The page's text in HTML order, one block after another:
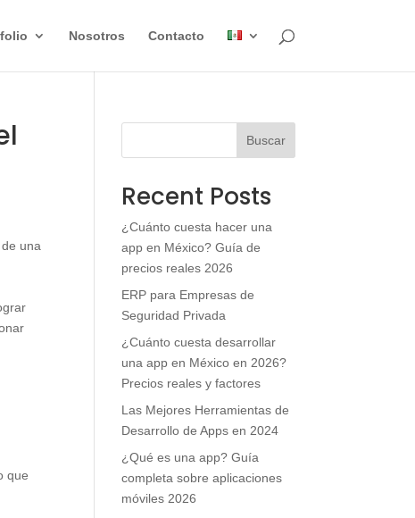
Nosotros Contacto
una
que
Buscar
Recent Posts
¿Cuánto cuesta hacer una
app en México? Guía de
precios reales 2026
ERP para Empresas de
Seguridad Privada
¿Cuánto cuesta desarrollar
una app en México en 2026?
Precios reales y factores
Las Mejores Herramientas de
Desarrollo de Apps en 2024
¿Qué es una app? Guía
completa sobre aplicaciones
móviles 2026